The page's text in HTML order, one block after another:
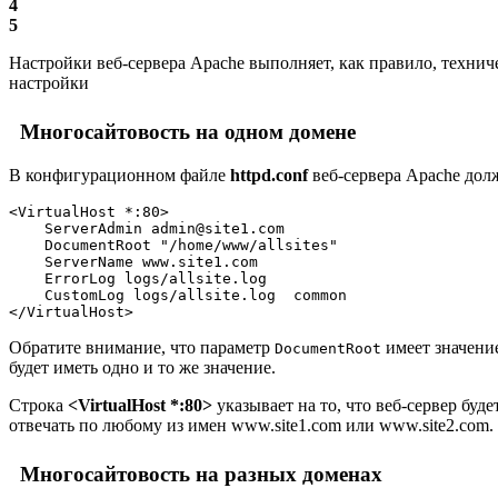
4
5
Настройки веб-сервера Apache выполняет, как правило,
настройки
Многосайтовость на одном домене
В конфигурационном файле httpd.confвеб-сервера Apache
<VirtualHost *:80>
    ServerAdmin admin@site1.com
    DocumentRoot "/home/www/allsites"
    ServerName www.site1.com
    ErrorLog logs/allsite.log
    CustomLog logs/allsite.log  common
</VirtualHost>
Обратите внимание, что параметр DocumentRoot имеет
будет иметь одно и то же значение.
Строка <VirtualHost *:80> указывает на то, что веб-сервер
отвечать по любому из имен www.site1.com или www.site2.com.
Многосайтовость на разных доменах